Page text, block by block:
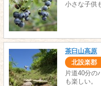
小さな子供
茶臼山高原
北設楽郡
片道40分の
も楽しい。